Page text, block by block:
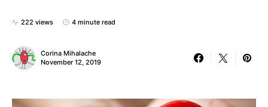
222 views 4 minute read
Corina Mihalache
November 12, 2019